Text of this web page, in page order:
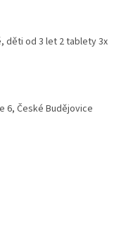
děti od 3 let 2 tablety 3x
6, České Budějovice